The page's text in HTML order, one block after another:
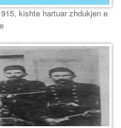
kishte hartuar zhdukjen e